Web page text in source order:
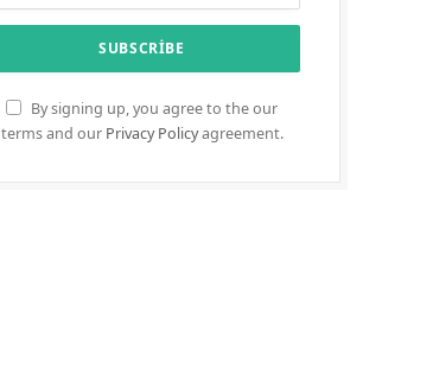
By signing up, you agree to the our
terms and our Privacy Policyagreement.